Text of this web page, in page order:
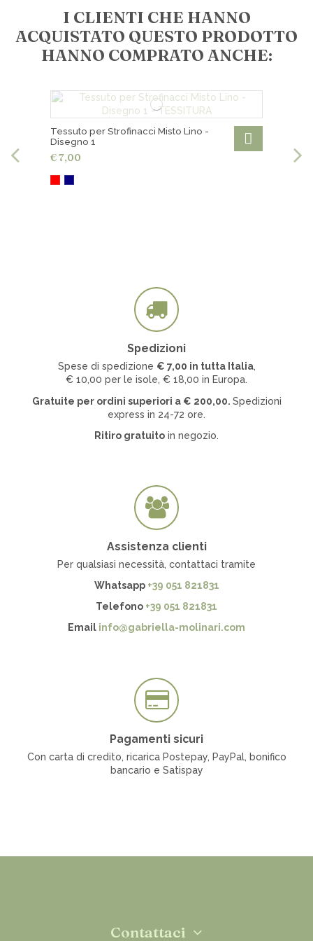
I CLIENTI CHE HANNO
ACQUISTATO QUESTO PRODOTTO
HANNO COMPRATO ANCHE:
Tessuto per Strofinacci Misto Lino -
Disegno 1
€ 7,00
Spedizioni
Spese di spedizione € 7,00 in tutta Italia,
€ 10,00 per le isole, € 18,00 in Europa.
Gratuite per ordini superiori a € 200,00. Spedizioni
express in 24-72 ore.
Ritiro gratuito in negozio.
Assistenza clienti
Per qualsiasi necessità, contattaci tramite
Whatsapp +39 051 821831
Telefono +39 051 821831
Email info@gabriella-molinari.com
Pagamenti sicuri
Con carta di credito, ricarica Postepay, PayPal, bonifico
bancario e Satispay
Contattaci